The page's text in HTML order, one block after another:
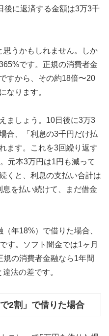
後に返済する金額は3万3千
思うかもしれません。しか
です。正規の消費者金
すから、その約18倍〜20
なります。
ましょう。10日後に3万3
合、「利息の3千円だけ払
ます。これを3回繰り返す
元本3万円は1円も減って
くと、利息の支払い合計は
を払い続けて、まだ借金
年18%）で借りた場合、
す。ソフト闇金では1ヶ月
の消費者金融なら1年間
法の差です。
2割」で借りた場合